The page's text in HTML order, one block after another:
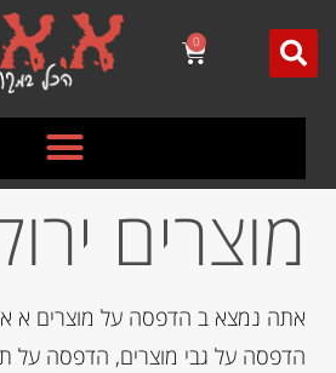
0
מוצרים
אתה נמצא ב הדפסה על מוצרים א א
הדפסה על גבי מוצרים, הדפסה על